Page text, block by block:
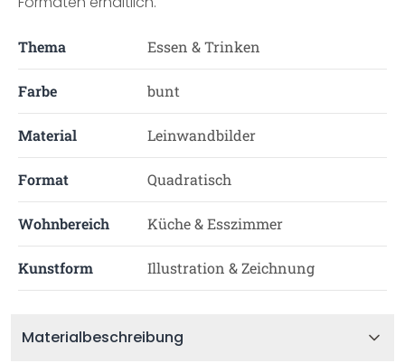
Thema Essen & Trinken
Farbe bunt
Material Leinwandbilder
Format Quadratisch
Wohnbereich Küche & Esszimmer
Kunstform Illustration & Zeichnung
Materialbeschreibung